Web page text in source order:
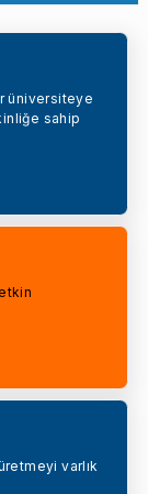
üniversiteye
sahip
varlık